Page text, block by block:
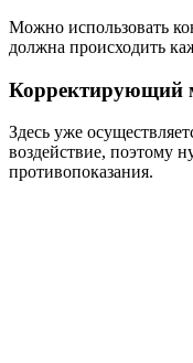
Можно использовать
должна происходить
Корректирующий
Здесь уже
воздействие, поэтому
противопоказания.